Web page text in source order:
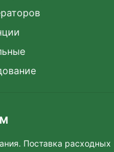
Поставка расходных